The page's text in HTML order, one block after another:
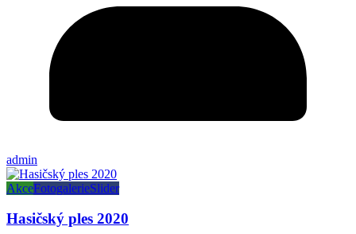
admin
AkceFotogalerieSlider
Hasičský ples 2020